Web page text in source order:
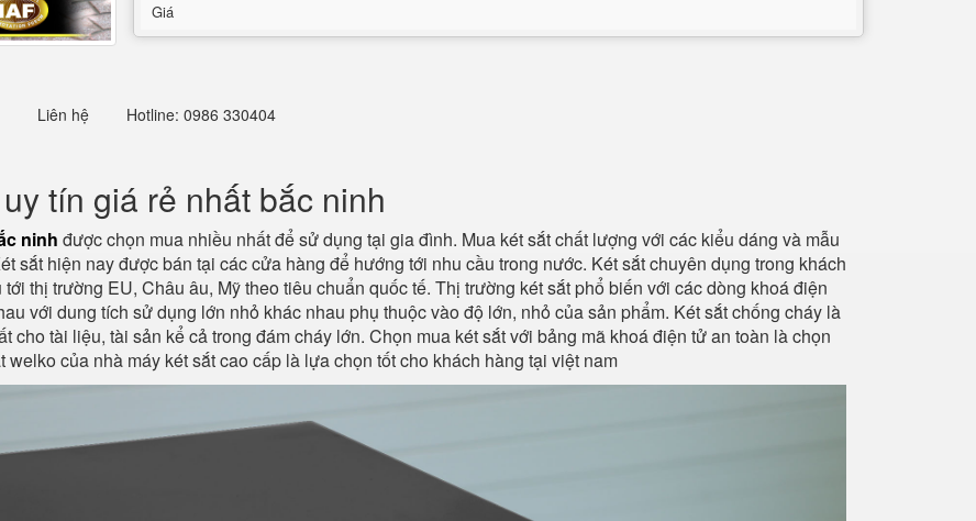
Giá
Liên hệ Hotline: 0986 330404
tín giá rẻ nhất bắc ninh
ninh được chọn mua nhiều nhất để sử dụng tại gia đình. Mua két sắt chất lượng với các kiểu dáng và mẫu
sắt hiện nay được bán tại các cửa hàng để hướng tới nhu cầu trong nước. Két sắt chuyên dụng trong khách
thị trường EU, Châu âu, Mỹ theo tiêu chuẩn quốc tế. Thị trường két sắt phổ biến với các dòng khoá điện
với dung tích sử dụng lớn nhỏ khác nhau phụ thuộc vào độ lớn, nhỏ của sản phẩm. Két sắt chống cháy là
cho tài liệu, tài sản kể cả trong đám cháy lớn. Chọn mua két sắt với bảng mã khoá điện tử an toàn là chọn
của nhà máy két sắt cao cấp là lựa chọn tốt cho khách hàng tại việt nam